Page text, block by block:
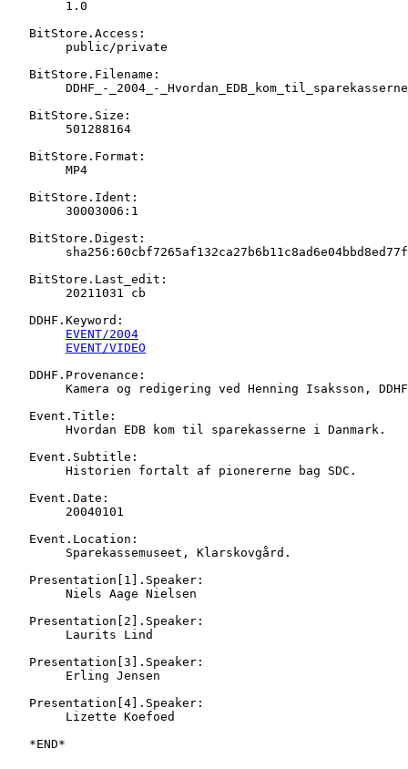
   BitStore.Access:
   BitStore.Filename:
   BitStore.Size:
   BitStore.Format:
   BitStore.Ident:
   BitStore.Digest:
   BitStore.Last_edit:
   DDHF.Keyword:
EVENT/2004
EVENT/VIDEO
   DDHF.Provenance:
   Event.Title:
   Event.Subtitle:
   Event.Date:
   Event.Location:
   Presentation[1].Speaker:
   Presentation[2].Speaker:
   Presentation[3].Speaker:
   Presentation[4].Speaker: